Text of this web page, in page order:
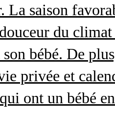
La saison
du
bébé. De
privée et
ont un bébé